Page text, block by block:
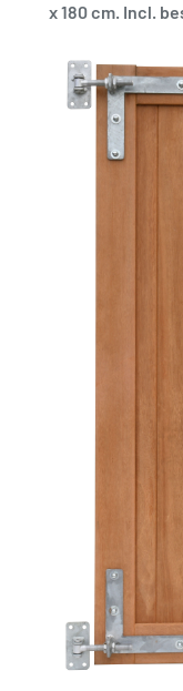
x 180 cm. Incl.